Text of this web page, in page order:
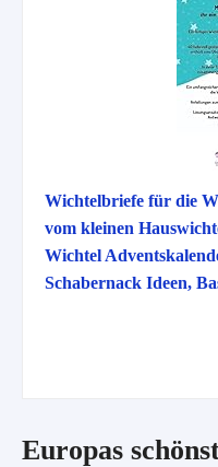
Wichtelbriefe für die
vom kleinen
Wichtel
Schabernack Ideen,
Europas